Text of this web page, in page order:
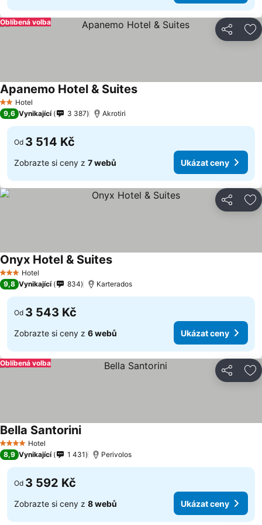
Sdílet
Oblíbená volba
2 Počet hvězdiček
Hotel
Apanemo Hotel & Suites
9,6 Vynikající 3 387 Akrotiri
Od 3 514 Kč
Zobrazte si ceny z 7 webů Ukázat ceny
Sdílet
3 Počet hvězdiček
Hotel
Onyx Hotel & Suites
9,8 Vynikající 834 Karterados
Od 3 543 Kč
Zobrazte si ceny z 6 webů Ukázat ceny
Sdílet
Oblíbená volba
4 Počet hvězdiček
Hotel
Bella Santorini
8,9 Vynikající 1 431 Perivolos
Od 3 592 Kč
Zobrazte si ceny z 8 webů Ukázat ceny